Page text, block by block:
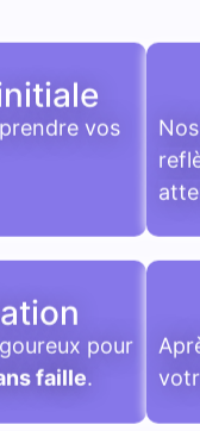
vos
pour
faille